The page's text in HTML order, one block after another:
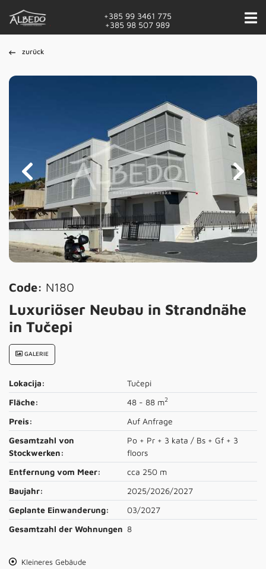
+385 99 3461 775
+385 98 507 989
zurück
Code: N180
Luxuriöser Neubau in Strandnähe
in Tučepi
GALERIE
Lokacija:
Tučepi
Fläche:
48 - 88 m2
Preis:
Auf Anfrage
Gesamtzahl von
Stockwerken:
Po + Pr + 3 kata / Bs + Gf + 3
floors
Entfernung vom Meer:
cca 250 m
Baujahr:
2025/2026/2027
Geplante Einwanderung:
03/2027
Gesamtzahl der Wohnungen 8
Kleineres Gebäude